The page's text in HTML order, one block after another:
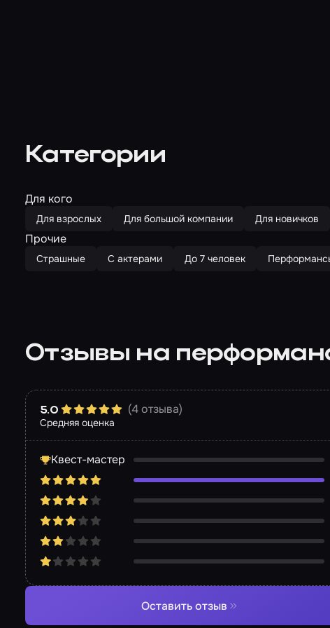
Категории
Для кого
Для взрослых Для большой компании Для новичков
Прочие
Страшные С актерами До 7 человек
Отзывы на
Средняя оценка
5.0 (4 отзыва)
Квест-мастер
Оставить отзыв